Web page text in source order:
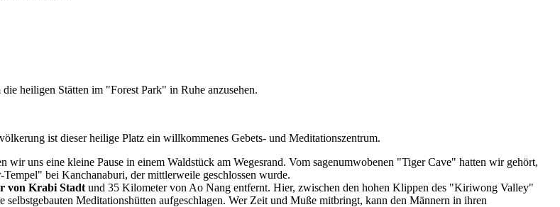
heiligen Stätten im "Forest Park" in Ruhe anzusehen.
ist dieser heilige Platz ein willkommenes Gebets- und Meditationszentrum.
wir uns eine kleine Pause in einem Waldstück am Wegesrand. Vom sagenumwobenen "Tiger Cave" hatten wir gehört,
bei Kanchanaburi, der mittlerweile geschlossen wurde.
von Krabi Stadt und 35 Kilometer von Ao Nang entfernt. Hier, zwischen den hohen Klippen des "Kiriwong Valley"
selbstgebauten Meditationshütten aufgeschlagen. Wer Zeit und Muße mitbringt, kann den Männern in ihren